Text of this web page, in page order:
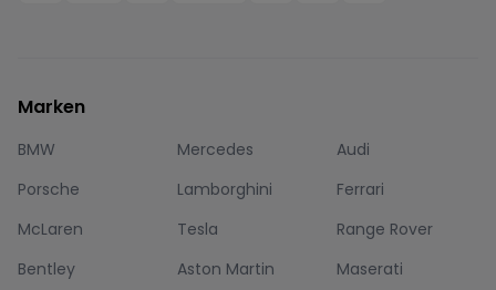
Marken
BMW Mercedes
Audi
Porsche
Lamborghini
Ferrari
McLaren
Tesla
Range Rover
Bentley
Aston Martin
Maserati